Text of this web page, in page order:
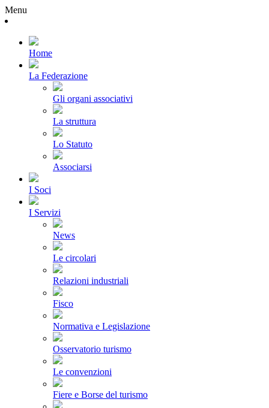
Menu
Home
La Federazione
Gli organi associativi
La struttura
Lo Statuto
Associarsi
I Soci
I Servizi
News
Le circolari
Relazioni industriali
Fisco
Normativa e Legislazione
Osservatorio turismo
Le convenzioni
Fiere e Borse del turismo